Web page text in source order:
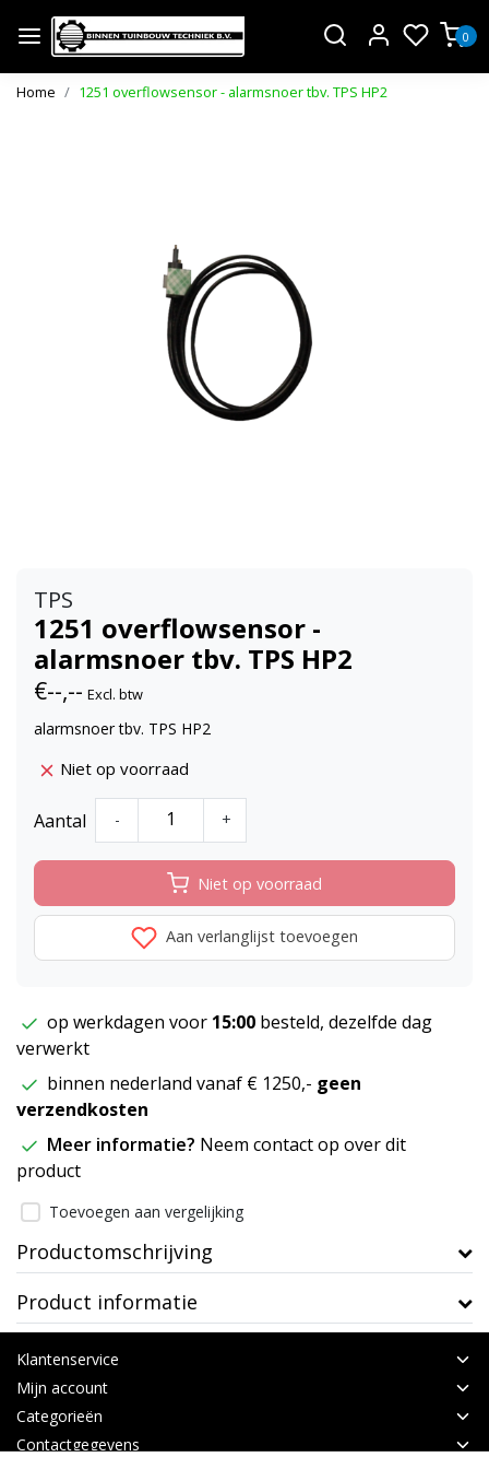
0
Home 1251 overflowsensor - alarmsnoer tbv. TPS HP2
TPS
1251 overflowsensor -
alarmsnoer tbv. TPS HP2
€--,-- Excl. btw
alarmsnoer tbv. TPS HP2
Niet op voorraad
Aantal - +
Niet op voorraad
Aan verlanglijst toevoegen
op werkdagen voor 15:00 besteld, dezelfde dag
verwerkt
binnen nederland vanaf € 1250,- geen
verzendkosten
Meer informatie? Neem contact op over dit
product
Toevoegen aan vergelijking
Productomschrijving
Product informatie
Klantenservice
Mijn account
Categorieën
Contactgegevens